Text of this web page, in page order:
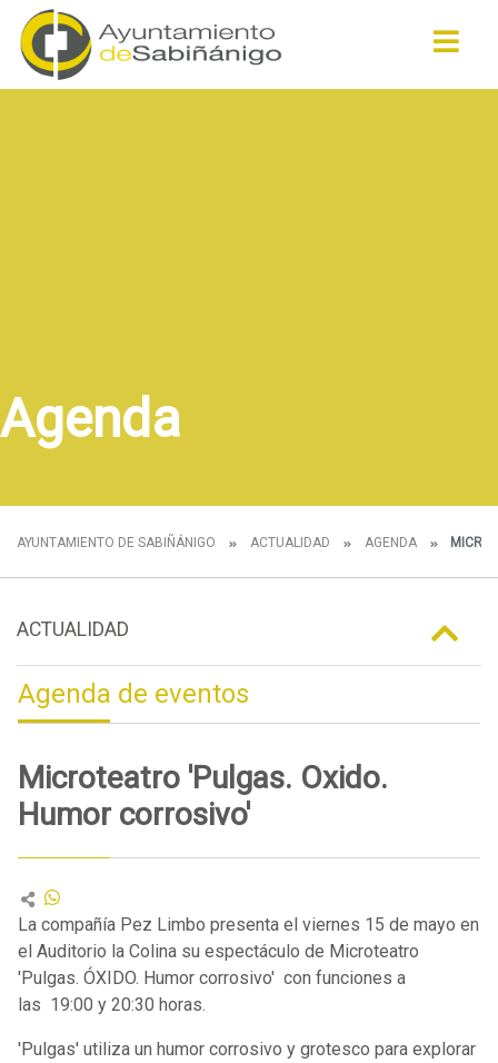
Agenda
AYUNTAMIENTO DE SABIÑÁNIGO ACTUALIDAD AGENDA
ACTUALIDAD
Agenda de eventos
Microteatro 'Pulgas. Oxido.
Humor corrosivo'
La compañía Pez Limbo presenta el viernes 15 de mayo en
el Auditorio la Colina su espectáculo de Microteatro
'Pulgas. ÓXIDO. Humor corrosivo' con funciones a
las 19:00 y 20:30 horas.
'Pulgas' utiliza un humor corrosivo y grotesco para explorar